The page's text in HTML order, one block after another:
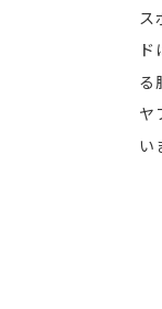
ス
る
ヤ
い